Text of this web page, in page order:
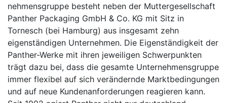
neh­mens­gruppe besteht neben der Muttergesellschaft
Panther Packaging GmbH & Co. KG mit Sitz in
Tornesch (bei Hamburg) aus insgesamt zehn
eigenständigen Unternehmen. Die Eigen­ständigkeit der
Panther-Werke mit ihren jeweiligen Schwerpunkten
trägt dazu bei, dass die gesamte Unternehmens­gruppe
immer flexibel auf sich verändernde Marktbedingungen
und auf neue Kundenanforderungen reagieren kann.